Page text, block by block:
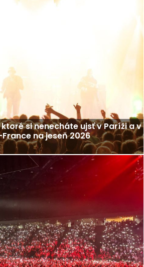
si nenecháte ujsť v Paríži a v
na jeseň 2026